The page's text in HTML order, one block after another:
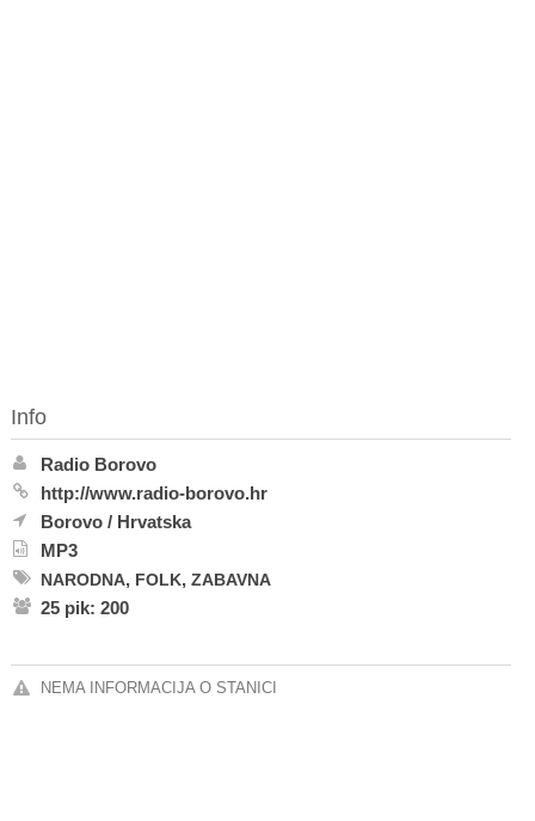
Info
Radio Borovo
http://www.radio-borovo.hr
Borovo / Hrvatska
MP3
NARODNA, FOLK, ZABAVNA
25 pik: 200
NEMA INFORMACIJA O STANICI